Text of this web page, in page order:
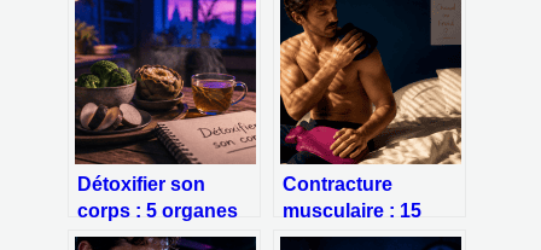
Détoxifier son
corps : 5 organes
émonctoires et 7
Contracture
musculaire : 15
minutes de chaud